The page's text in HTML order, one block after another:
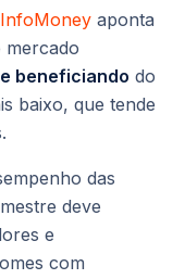
InfoMoney aponta
mercado
beneficiando do
baixo, que tende
das
deve
e
com